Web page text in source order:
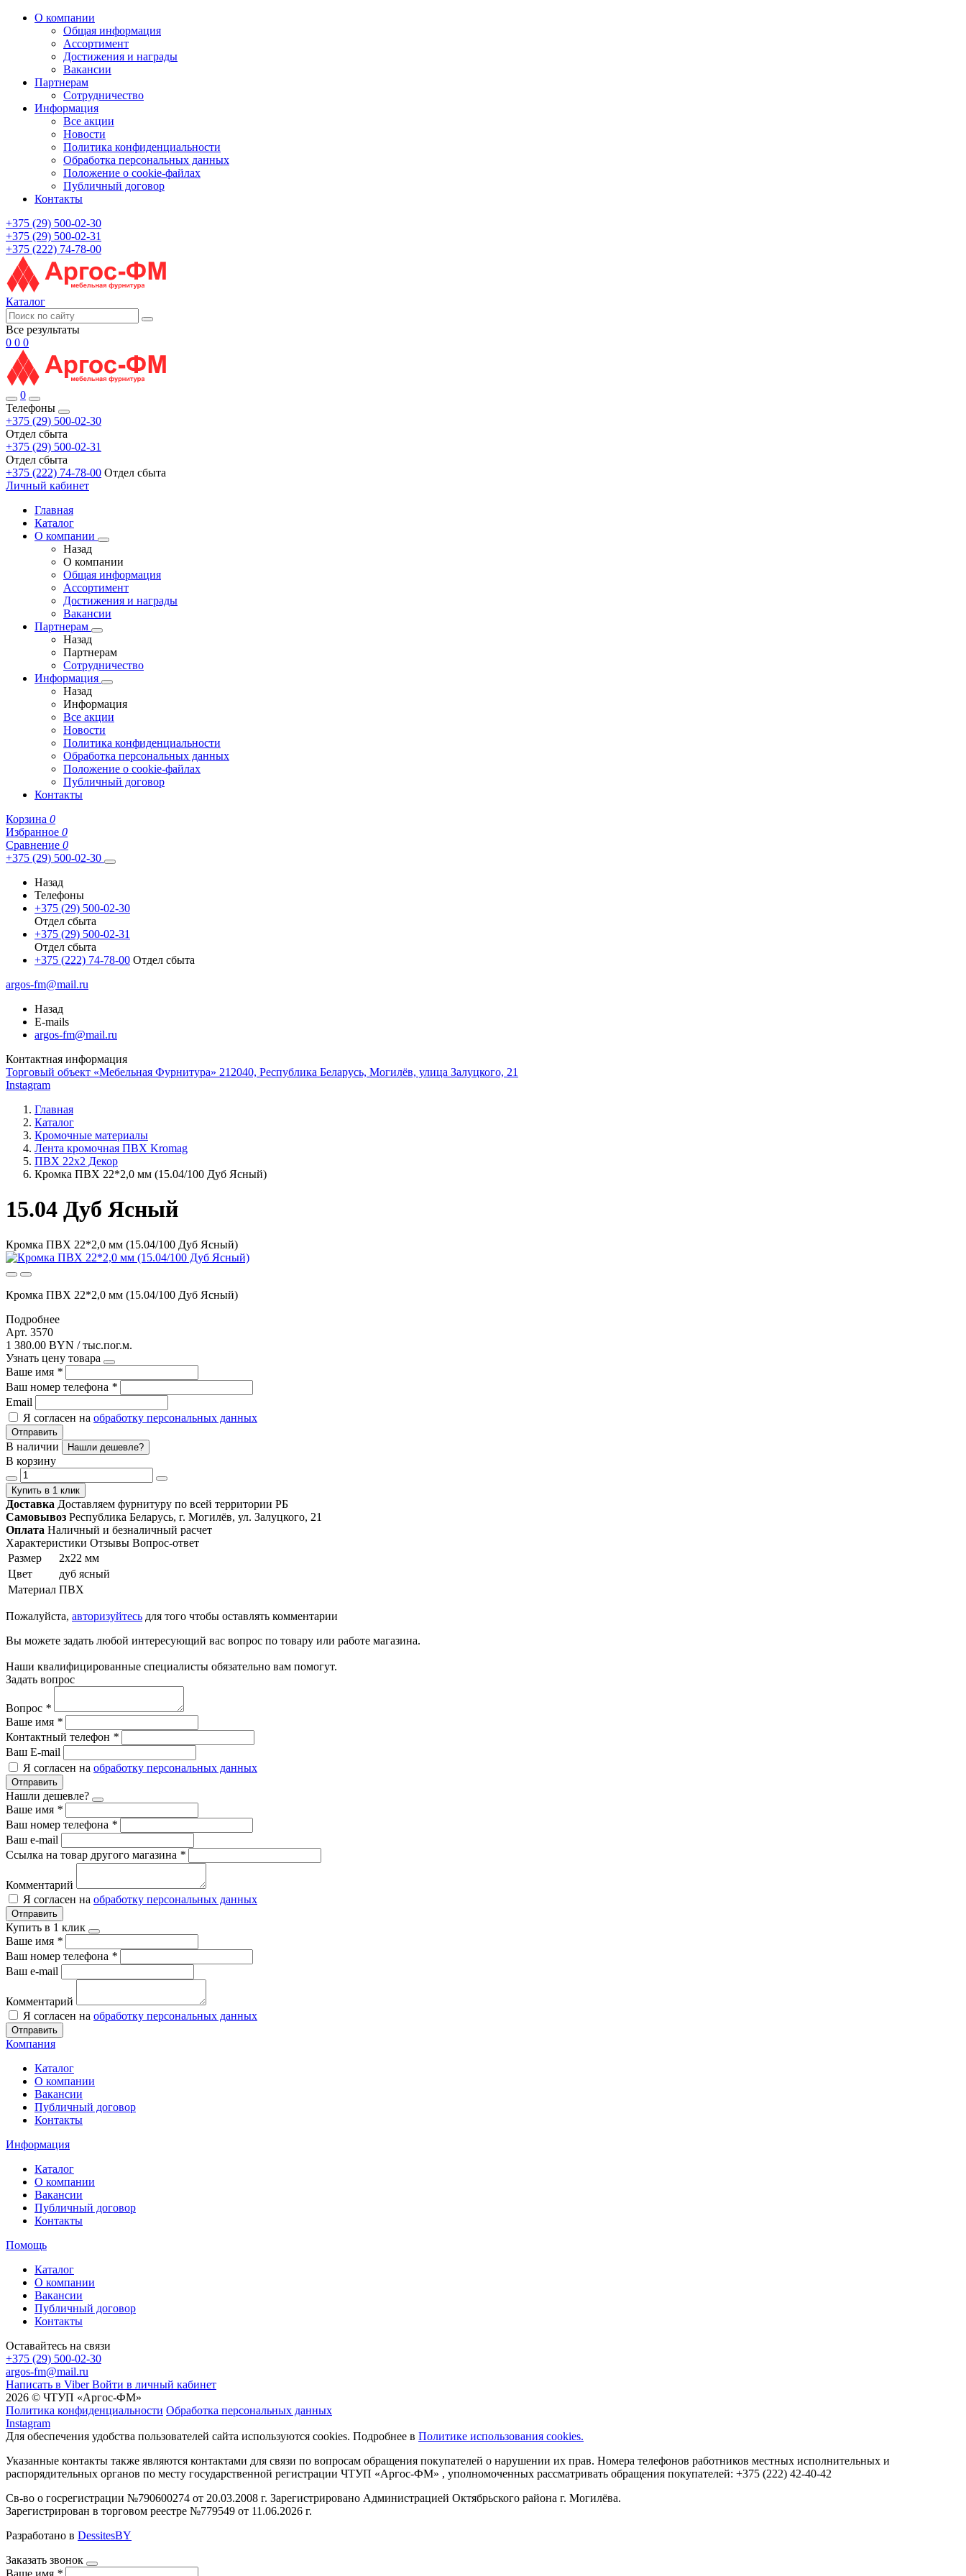
О компании
Общая информация
Ассортимент
Достижения и награды
Вакансии
Партнерам
Сотрудничество
Информация
Все акции
Новости
Политика конфиденциальности
Обработка персональных данных
Положение о cookie-файлах
Публичный договор
Контакты
+375 (29) 500-02-30
+375 (29) 500-02-31
+375 (222) 74-78-00
Каталог
Все результаты
0 0 0
0
Телефоны
+375 (29) 500-02-30
Отдел сбыта
+375 (29) 500-02-31
Отдел сбыта
+375 (222) 74-78-00 Отдел сбыта
Личный кабинет
Главная
Каталог
О компании
Назад
О компании
Общая информация
Ассортимент
Достижения и награды
Вакансии
Партнерам
Назад
Партнерам
Сотрудничество
Информация
Назад
Информация
Все акции
Новости
Политика конфиденциальности
Обработка персональных данных
Положение о cookie-файлах
Публичный договор
Контакты
Корзина 0
Избранное 0
Сравнение 0
+375 (29) 500-02-30
Назад
Телефоны
+375 (29) 500-02-30
Отдел сбыта
+375 (29) 500-02-31
Отдел сбыта
+375 (222) 74-78-00 Отдел сбыта
argos-fm@mail.ru
Назад
E-mails
argos-fm@mail.ru
Контактная информация
Торговый объект «Мебельная Фурнитура» 212040, Республика Беларусь, Могилёв, улица Залуцкого, 21
Instagram
Главная
Каталог
Кромочные материалы
Лента кромочная ПВХ Kromag
ПВХ 22x2 Декор
Кромка ПВХ 22*2,0 мм (15.04/100 Дуб Ясный)
15.04 Дуб Ясный
Кромка ПВХ 22*2,0 мм (15.04/100 Дуб Ясный)
Кромка ПВХ 22*2,0 мм (15.04/100 Дуб Ясный)
Подробнее
Арт. 3570
1 380.00 BYN / тыс.пог.м.
Узнать цену товара
Ваше имя *
Ваш номер телефона *
Email
Я согласен на обработку персональных данных
Отправить
В наличии Нашли дешевле?
В корзину
Купить в 1 клик
Доставка Доставляем фурнитуру по всей территории РБ
Самовывоз Республика Беларусь, г. Могилёв, ул. Залуцкого, 21
Оплата Наличный и безналичный расчет
Характеристики Отзывы Вопрос-ответ
Размер
2х22 мм
Цвет
дуб ясный
Материал ПВХ
Пожалуйста, авторизуйтесь для того чтобы оставлять комментарии
Вы можете задать любой интересующий вас вопрос по товару или работе магазина.
Наши квалифицированные специалисты обязательно вам помогут.
Задать вопрос
Вопрос *
Ваше имя *
Контактный телефон *
Ваш E-mail
Я согласен на обработку персональных данных
Отправить
Нашли дешевле?
Ваше имя *
Ваш номер телефона *
Ваш e-mail
Ссылка на товар другого магазина *
Комментарий
Я согласен на обработку персональных данных
Отправить
Купить в 1 клик
Ваше имя *
Ваш номер телефона *
Ваш e-mail
Комментарий
Я согласен на обработку персональных данных
Отправить
Компания
Каталог
О компании
Вакансии
Публичный договор
Контакты
Информация
Каталог
О компании
Вакансии
Публичный договор
Контакты
Помощь
Каталог
О компании
Вакансии
Публичный договор
Контакты
Оставайтесь на связи
+375 (29) 500-02-30
argos-fm@mail.ru
Написать в Viber Войти в личный кабинет
2026 © ЧТУП «Аргос-ФМ»
Политика конфиденциальности Обработка персональных данных
Instagram
Для обеспечения удобства пользователей сайта используются cookies. Подробнее в Политике использования cookies.
Указанные контакты также являются контактами для связи по вопросам обращения покупателей о нарушении их прав. Номера телефонов работников местных исполнительных и
распорядительных органов по месту государственной регистрации ЧТУП «Аргос-ФМ» , уполномоченных рассматривать обращения покупателей: +375 (222) 42-40-42
Св-во о госрегистрации №790600274 от 20.03.2008 г. Зарегистрировано Администрацией Октябрьского района г. Могилёва.
Зарегистрирован в торговом реестре №779549 от 11.06.2026 г.
Разработано в DessitesBY
Заказать звонок
Ваше имя *